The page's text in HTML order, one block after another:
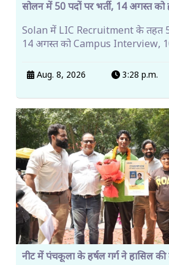
सोलन में 50 पदों पर भर्ती, 14 अगस्त को
Solan में LIC Recruitment के तहत 50
14 अगस्त को Campus Interview,
Aug. 8, 2026 3:28 p.m.
नीट में पंचकूला के हर्षल गर्ग ने हासिल